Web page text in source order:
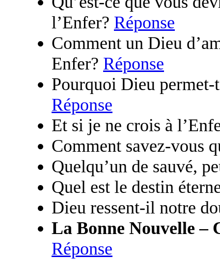
l’Enfer? Réponse
Comment un Dieu
Enfer? Réponse
Pourquoi Dieu
Réponse
Et si je ne crois à
Comment savez-vous
Quelqu’un de sauvé,
Quel est le destin
Dieu ressent-il notre
La Bonne Nouvelle –
Réponse